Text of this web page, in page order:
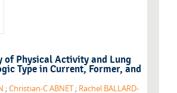
of Physical Activity and Lung
Type in Current, Former, and
;Christian-C ABNET ; Rachel BALLARD-